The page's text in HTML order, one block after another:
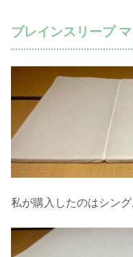
ブレインスリープ
私が購入したのはシング